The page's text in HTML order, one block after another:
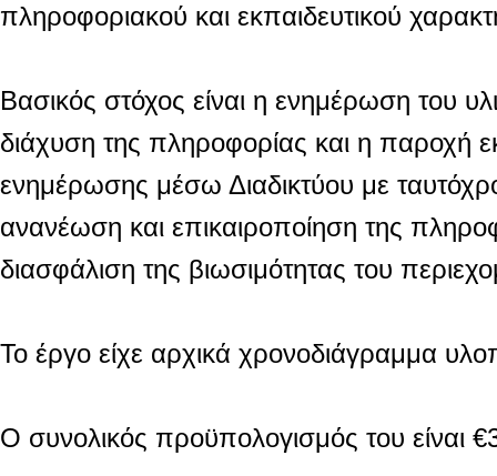
πληροφοριακού και εκπαιδευτικού
Βασικός στόχος είναι η ενημέρωση του
διάχυση της πληροφορίας και η παροχή
ενημέρωσης μέσω Διαδικτύου με
ανανέωση και επικαιροποίηση της
διασφάλιση της βιωσιμότητας του
Το έργο είχε αρχικά χρονοδιάγραμμα
Ο συνολικός προϋπολογισμός του είναι